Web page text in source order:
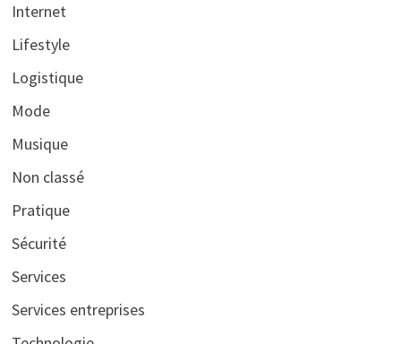
Internet
Lifestyle
Logistique
Mode
Musique
Non classé
Pratique
Sécurité
Services
Services entreprises